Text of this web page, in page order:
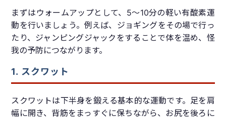
まずはウォームアップとして、5～10分の軽い有酸素運
動を行いましょう。例えば、ジョギングをその場で行っ
たり、ジャンピングジャックをすることで体を温め、怪
我の予防につながります。
1. スクワット
スクワットは下半身を鍛える基本的な運動です。足を肩
幅に開き、背筋をまっすぐに保ちながら、お尻を後ろに